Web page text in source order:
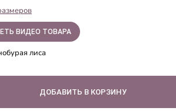
ВИДЕО ТОВАРА
лиса